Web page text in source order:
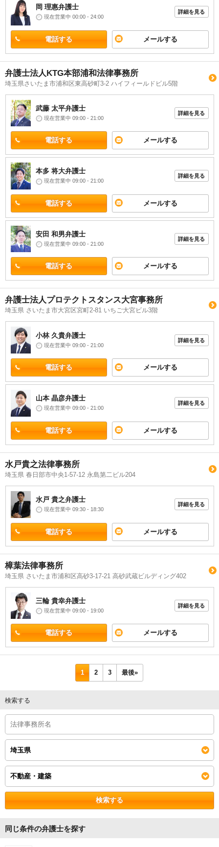
岡 理惠弁護士
現在営業中 00:00 - 24:00
詳細を見る
電話する メールする
弁護士法人KTG本部浦和法律事務所
埼玉県さいたま市浦和区東高砂町3-2 ハイフィールドビル5階
武藤 太平弁護士
現在営業中 09:00 - 21:00
詳細を見る
電話する メールする
本多 将大弁護士
現在営業中 09:00 - 21:00
詳細を見る
電話する メールする
安田 和男弁護士
現在営業中 09:00 - 21:00
詳細を見る
電話する メールする
弁護士法人プロテクトスタンス大宮事務所
埼玉県 さいたま市大宮区宮町2-81 いちご大宮ビル3階
小林 久貴弁護士
現在営業中 09:00 - 21:00
詳細を見る
電話する メールする
山本 晶彦弁護士
現在営業中 09:00 - 21:00
詳細を見る
電話する メールする
水戸貴之法律事務所
埼玉県 春日部市中央1-57-12 永島第二ビル204
水戸 貴之弁護士
現在営業中 09:30 - 18:30
詳細を見る
電話する メールする
樟葉法律事務所
埼玉県 さいたま市浦和区高砂3-17-21 高砂武蔵ビルディング402
三輪 貴幸弁護士
現在営業中 09:00 - 19:00
詳細を見る
電話する メールする
1 2 3 最後»
検索する
検索する
同じ条件の弁護士を探す